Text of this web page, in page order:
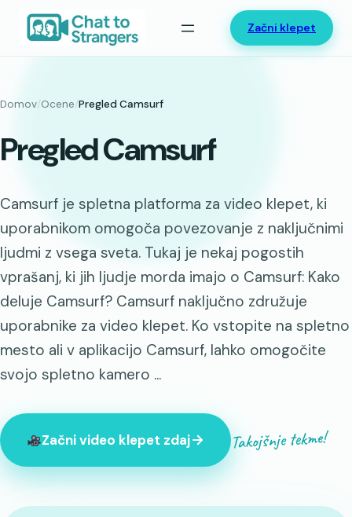
Preskoči
Začni klepet
Domov/Ocene/Pregled Camsurf
Pregled Camsurf
Camsurf je spletna platforma za video klepet, ki
uporabnikom omogoča povezovanje z naključnimi
ljudmi z vsega sveta. Tukaj je nekaj pogostih
vprašanj, ki jih ljudje morda imajo o Camsurf: Kako
deluje Camsurf? Camsurf naključno združuje
uporabnike za video klepet. Ko vstopite na spletno
mesto ali v aplikacijo Camsurf, lahko omogočite
svojo spletno kamero ...
Začni video klepet zdaj Takojšnje tekme!